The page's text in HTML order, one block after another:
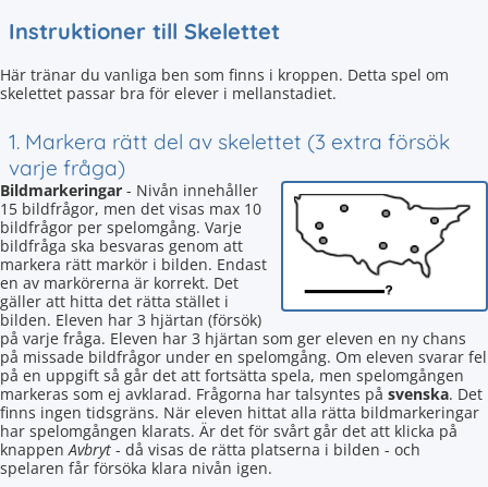
Instruktioner till Skelettet
Här tränar du vanliga ben som finns i kroppen. Detta spel om
skelettet passar bra för elever i mellanstadiet.
1. Markera rätt del av skelettet (3 extra försök
varje fråga)
Bildmarkeringar - Nivån innehåller
15 bildfrågor, men det visas max 10
bildfrågor per spelomgång. Varje
bildfråga ska besvaras genom att
markera rätt markör i bilden. Endast
en av markörerna är korrekt. Det
gäller att hitta det rätta stället i
bilden. Eleven har 3 hjärtan (försök)
på varje fråga. Eleven har 3 hjärtan som ger eleven en ny chans
på missade bildfrågor under en spelomgång. Om eleven svarar fel
på en uppgift så går det att fortsätta spela, men spelomgången
markeras som ej avklarad. Frågorna har talsyntes på svenska. Det
finns ingen tidsgräns. När eleven hittat alla rätta bildmarkeringar
har spelomgången klarats. Är det för svårt går det att klicka på
knappenAvbryt - då visas de rätta platserna i bilden - och
spelaren får försöka klara nivån igen.